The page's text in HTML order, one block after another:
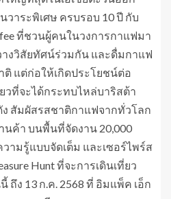
วาระพิเศษ ครบรอบ 10 ปี กับ
ที่ชวนผู้คนในวงการกาแฟมา
งวิสัยทัศน์ร่วมกัน และดื่มกาแฟ
ติ แต่ก่อให้เกิดประโยชน์ต่อ
วที่จะได้กระทบไหล่บาริสต้า
สัมผัสรสชาติกาแฟจากทั่วโลก
นค้า บนพื้นที่จัดงาน 20,000
ามรู้แบบจัดเต็ม และเซอร์ไพร์ส
Hunt ที่จะการเดินเที่ยว
ง 13 ก.ค. 2568 ที่ อิมแพ็ค เอ็ก